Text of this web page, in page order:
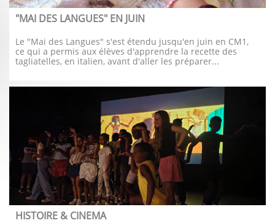
"MAI DES LANGUES" EN JUIN
Le "Mai des Langues" s'est étendu jusqu'en juin en CM1,
ce qui a permis aux élèves d'apprendre la recette des
tagliatelles, en italien, avant d'aller les préparer...
HISTOIRE & CINEMA